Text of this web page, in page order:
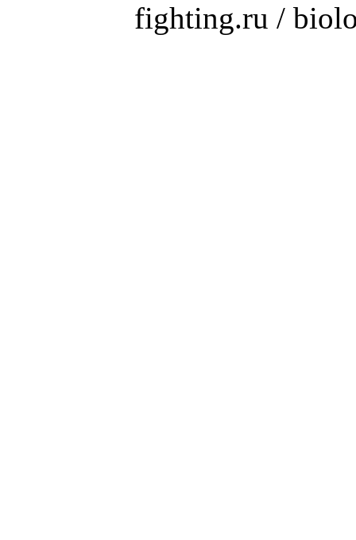
fighting.ru /